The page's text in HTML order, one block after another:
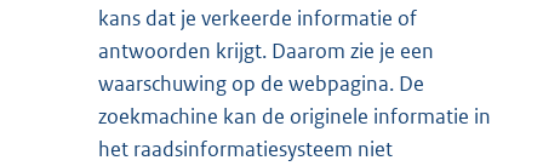
kans dat je verkeerde informatie of
antwoorden krijgt. Daarom zie je een
waarschuwing op de webpagina. De
zoekmachine kan de originele informatie in
het raadsinformatiesysteem niet